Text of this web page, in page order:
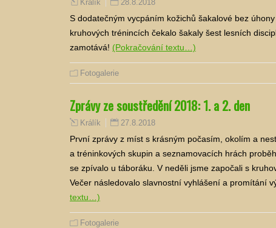
Králík 28.8.2018
S dodatečným vycpáním kožichů šakalové bez
kruhových trénincích čekalo šakaly šest lesních
zamotává! (Pokračování textu…)
Fotogalerie
Zprávy ze soustředění 2018: 1. a 2. den
Králík 27.8.2018
První zprávy z míst s krásným počasím, okolím a
a tréninkových skupin a seznamovacích hrách
se zpívalo u táboráku. V neděli jsme započali s
Večer následovalo slavnostní vyhlášení a promítání
textu…)
Fotogalerie